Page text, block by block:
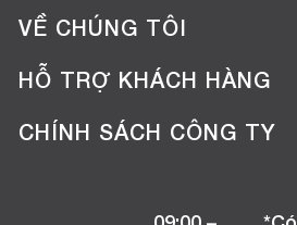
VỀ CHÚNG TÔI
Giới thiệu công ty
Tuyển dụng
HỖ TRỢ KHÁCH HÀNG
Hướng dẫn mua hàng online
Chương trình khuyến mãi
CHÍNH SÁCH CÔNG TY